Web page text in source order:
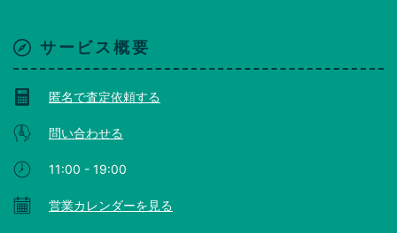
サービス概要
匿名で査定依頼する
問い合わせる
11:00 - 19:00
営業カレンダーを見る